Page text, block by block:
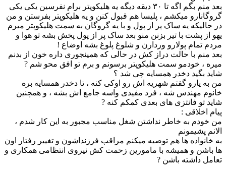
بعد منم بگم اگه تا ۳۰ دیقه دیگه یه هلیکوپتر برام نفرسین یکی یکی
گروگانارو میکشم ، پلیسا هم قبول کنن و یه هلیکوپتر بفرستن و من
در حالیکه یه ساک پر از پول و با یه گروگان به سمت هلیکوپتر میرم
یهو از پشت با تیر بزنن منو بعد ساک پر از پول پخش بشه تو هوا و
مردم تمام پولارو وردارن و شلوغ پلوغ بشه اوضاع !
بعد منم با حالت دراز کش در حالی که همینجوری داره خون از بدنم
میره ، خودمو سمت هلیکوپتر برسونم و برم تو افق محو شم ?
شاید بگید دخدر همسایه چی شد ؟
من به یارو گفتم شهریه اش رو اوکی کنه ، تا دخدر همسایه بره
خانوم مهندس شه ، فرد مفیدی واسه جامع اش بشه ، و همچنین
شاید تو فانتزی های بعدی کمکم کنه ?
پیام اخلاقی :
من خودم به خاطر نداشتن شغل مناسب مجبور به این کار شدم ،
الانم پشیمونم
به خانواده ها هم توصیه میکنم مراقب فرزنداشون و تغییر رفتار اون
ها باشن و همیشه با مامورین زحمت کش نیروی انتظامی همکاری و
تعامل داشته باشن ?